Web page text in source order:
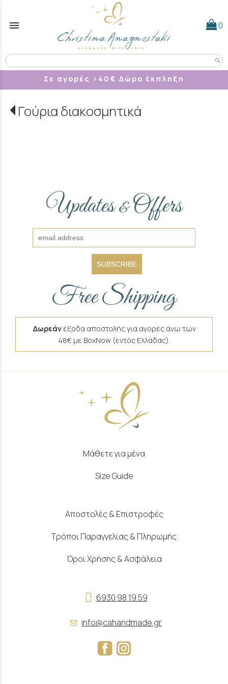
menu 0
search
Σε αγορές >40 € Δώρο έκπληξη
Γούρια διακοσμητικά
Updates&Offers
SUBSCRIBE
Free Shipping
Δωρεάν έξοδα αποστολής για αγορές άνω των
48€ με BoxNow (εντός Ελλάδας).
Μάθετε για μένα
Size Guide
Αποστολές & Επιστροφές
Τρόποι Παραγγελίας & Πληρωμής
Όροι Χρήσης & Ασφάλεια
6930 98 19 59
info@cahandmade.gr